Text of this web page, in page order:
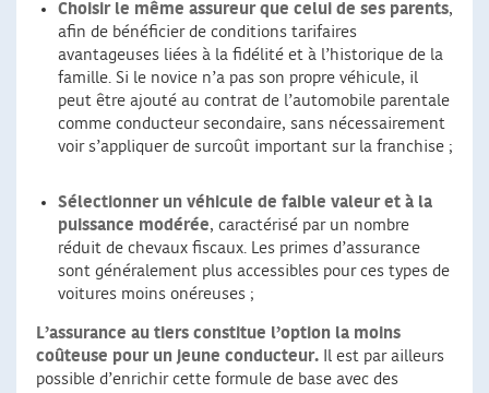
Choisir le même assureur que celui de ses parents,
afin de bénéficier de conditions tarifaires
avantageuses liées à la fidélité et à l’historique de la
famille. Si le novice n’a pas son propre véhicule, il
peut être ajouté au contrat de l’automobile parentale
comme conducteur secondaire, sans nécessairement
voir s’appliquer de surcoût important sur la franchise ;
Sélectionner un véhicule de faible valeur et à la
puissance modérée, caractérisé par un nombre
réduit de chevaux fiscaux. Les primes d’assurance
sont généralement plus accessibles pour ces types de
voitures moins onéreuses ;
L’assurance au tiers constitue l’option la moins
coûteuse pour un jeune conducteur. Il est par ailleurs
possible d’enrichir cette formule de base avec des